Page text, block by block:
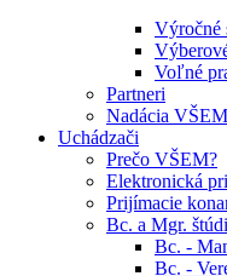
Výročné
Voľné
Partneri
Nadácia VŠEM
Uchádzači
Prečo VŠEM?
Elektronická
Prijímacie
Bc. a Mgr.
Bc. -
Bc. -